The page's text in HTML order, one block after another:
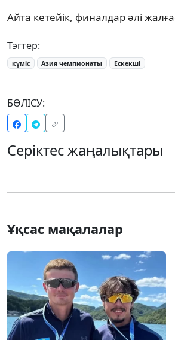
Айта кетейік, финалдар әлі
Тэгтер:
күміс Азия чемпионаты Ескекші
БӨЛІСУ:
Серіктес жаңалықтары
Ұқсас мақалалар